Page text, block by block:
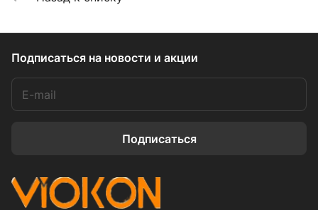
Подписаться на новости и акции
Подписаться